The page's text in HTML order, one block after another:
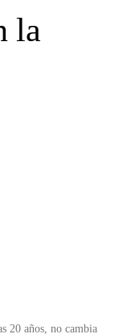
la
20 años, no cambia